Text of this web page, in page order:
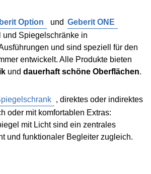
Option und Geberit ONE
und Spiegelschränke in
und sind speziell für den
entwickelt. Alle Produkte bieten
und dauerhaft schöne Oberflächen.
, direktes oder indirektes
oder mit komfortablen Extras:
mit Licht sind ein zentrales
und funktionaler Begleiter zugleich.